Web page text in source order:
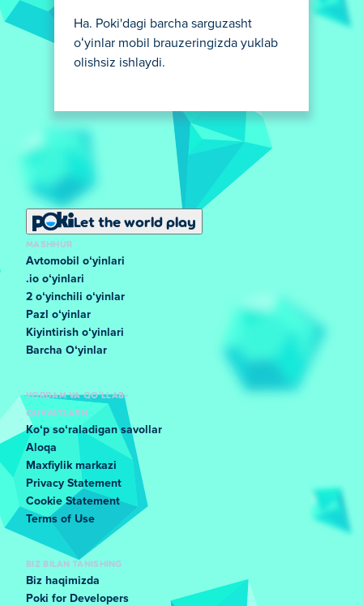
Ha. Poki'dagi barcha sarguzasht
oʻyinlar mobil brauzeringizda yuklab
olishsiz ishlaydi.
Let the world play
MASHHUR
Avtomobil oʻyinlari
.io oʻyinlari
2 oʻyinchili oʻyinlar
Pazl oʻyinlar
Kiyintirish oʻyinlari
Barcha Oʻyinlar
YORDAM VA QO'LLAB-
QUVVATLASH
Koʻp soʻraladigan savollar
Aloqa
Maxfiylik markazi
Privacy Statement
Cookie Statement
Terms of Use
BIZ BILAN TANISHING
Biz haqimizda
Poki for Developers